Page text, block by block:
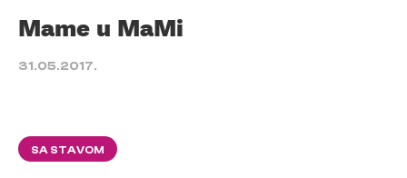
Mame u MaMi
31.05.2017.
SA STAVOM